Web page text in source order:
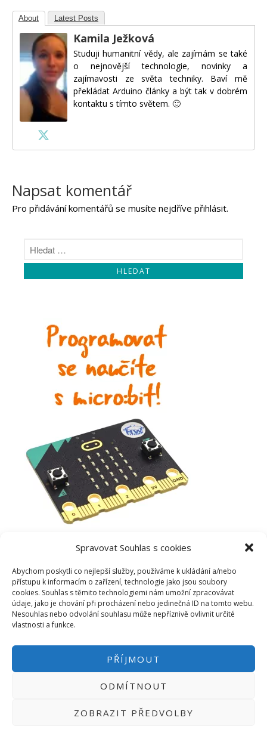
Spravovat Souhlas s cookies
Abychom poskytli co nejlepší služby, používáme k ukládání a/nebo
přístupu k informacím o zařízení, technologie jako jsou soubory
cookies. Souhlas s těmito technologiemi nám umožní zpracovávat
údaje, jako je chování při procházení nebo jedinečná ID na tomto webu.
Nesouhlas nebo odvolání souhlasu může nepříznivě ovlivnit určité
vlastnosti a funkce.
PŘÍJMOUT
ODMÍTNOUT
ZOBRAZIT PŘEDVOLBY
About Latest Posts
Kamila Ježková
Studuji humanitní vědy, ale zajímám se také
o nejnovější technologie, novinky a
zajímavosti ze světa techniky. Baví mě
překládat Arduino články a být tak v dobrém
kontaktu s tímto světem. 🙂
Napsat komentář
Pro přidávání komentářů se musíte nejdříve přihlásit.
PŘIHLÁSIT SE|
BASTLÍRNU PROVOZUJE E-SHOP